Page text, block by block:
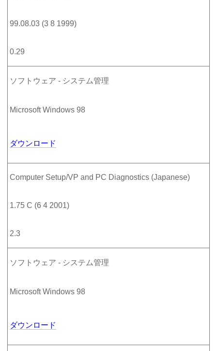
99.08.03 (3 8 1999)
0.29
ソフトウェア - システム管理
Microsoft Windows 98
ダウンロード
Computer Setup/VP and PC Diagnostics (Japanese)
1.75 C (6 4 2001)
2.3
ソフトウェア - システム管理
Microsoft Windows 98
ダウンロード